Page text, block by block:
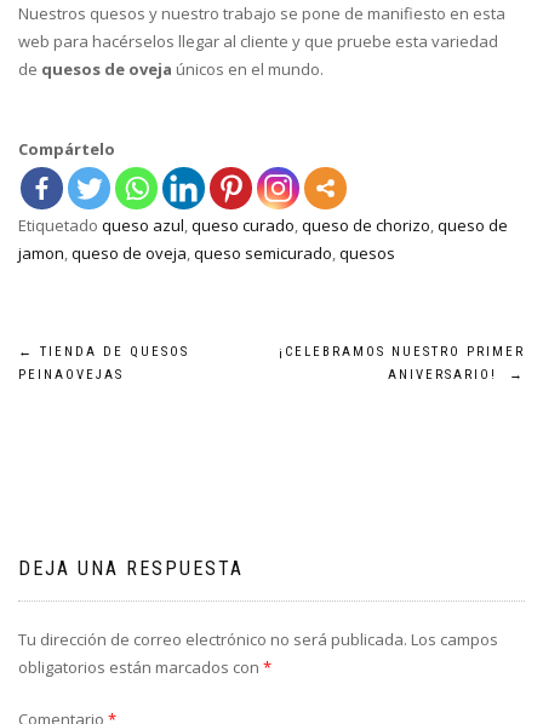
Nuestros quesos y nuestro trabajo se pone de manifiesto en esta
web para hacérselos llegar al cliente y que pruebe esta variedad
de quesos de oveja únicos en el mundo.
Compártelo
Etiquetado queso azul queso curado queso de chorizo queso de
jamon queso de oveja queso semicurado quesos
Navegación
←
TIENDA DE QUESOS
PEINAOVEJAS
¡CELEBRAMOS NUESTRO PRIMER
ANIVERSARIO!
→
DEJA UNA RESPUESTA
Tu dirección de correo electrónico no será publicada. Los campos
obligatorios están marcados con *
Comentario *